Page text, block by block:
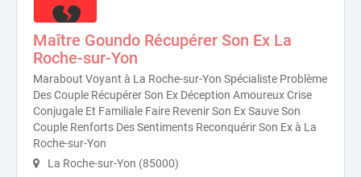
Maître Goundo Récupérer Son Ex La
Roche-sur-Yon
Marabout Voyant à La Roche-sur-Yon Spécialiste Problème
Des Couple Récupérer Son Ex Déception Amoureux Crise
Conjugale Et Familiale Faire Revenir Son Ex Sauve Son
Couple Renforts Des Sentiments Reconquérir Son Ex à La
Roche-sur-Yon
La Roche-sur-Yon (85000)